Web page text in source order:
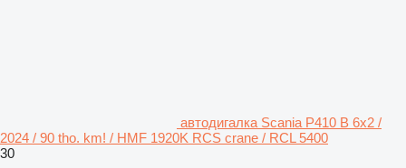
автодигалка Scania P410 B 6x2 /
2024 / 90 tho. km! / HMF 1920K RCS crane / RCL 5400
30